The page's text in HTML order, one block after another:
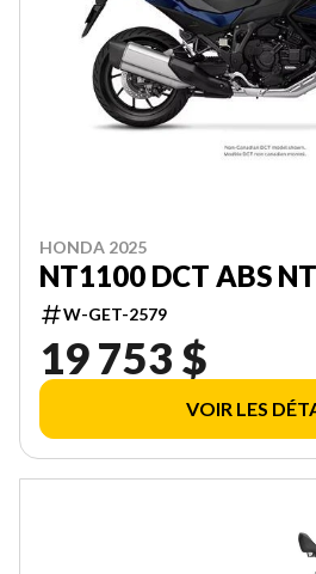
HONDA 2025
NT1100 DCT ABS
W-GET-2579
19 753 $
VOIR LES